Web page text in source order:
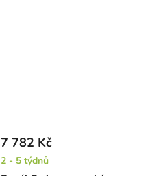
7 782 Kč
2 - 5 týdnů